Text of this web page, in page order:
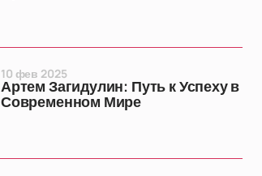
Артем Загидулин: Путь к Успеху в
Современном Мире
10 фев 2025